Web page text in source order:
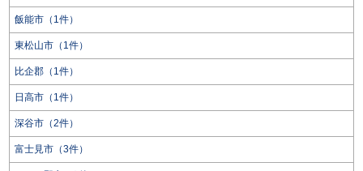
飯能市（1件）
東松山市（1件）
比企郡（1件）
日高市（1件）
深谷市（2件）
富士見市（3件）